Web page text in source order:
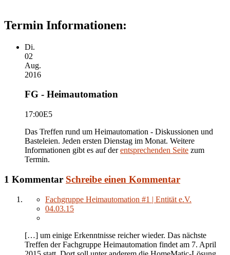
Termin Informationen:
Di.
02
Aug.
2016
FG - Heimautomation
17:00E5
Das Treffen rund um Heimautomation - Diskussionen und
Basteleien. Jeden ersten Dienstag im Monat. Weitere
Informationen gibt es auf derentsprechenden Seite zum
Termin.
1 Kommentar Schreibe einen Kommentar
Fachgruppe Heimautomation #1 | Entität e.V.
04.03.15
[…] um einige Erkenntnisse reicher wieder. Das nächste
Treffen der Fachgruppe Heimautomation findet am 7. April